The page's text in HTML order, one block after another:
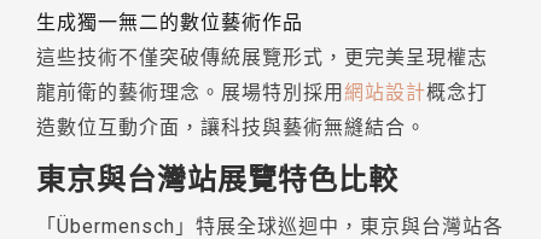
生成獨一無二的數位藝術作品
這些技術不僅突破傳統展覽形式，更完美呈現權志
龍前衛的藝術理念。展場特別採用 網站設計概念打
造數位互動介面，讓科技與藝術無縫結合。
東京與台灣站展覽特色比較
「Übermensch」特展全球巡迴中，東京與台灣站各